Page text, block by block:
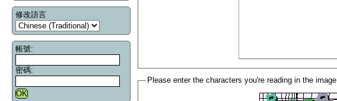
修改語言
帳號:
密碼:
Please enter the characters you're reading in the image